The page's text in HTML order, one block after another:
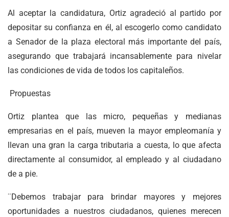
Al aceptar la candidatura, Ortiz agradeció al partido por
depositar su confianza en él, al escogerlo como candidato
a Senador de la plaza electoral más importante del país,
asegurando que trabajará incansablemente para nivelar
las condiciones de vida de todos los capitaleños.
Propuestas
Ortiz plantea que las micro, pequeñas y medianas
empresarias en el país, mueven la mayor empleomanía y
llevan una gran la carga tributaria a cuesta, lo que afecta
directamente al consumidor, al empleado y al ciudadano
de a pie.
¨Debemos trabajar para brindar mayores y mejores
oportunidades a nuestros ciudadanos, quienes merecen